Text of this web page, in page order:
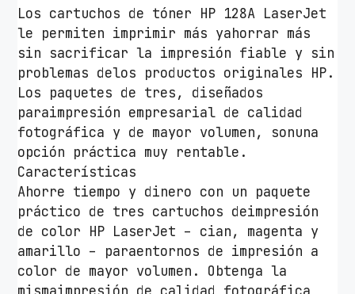
H
P
n
º
1
2
8
A
M
u
l
t
i
p
a
Los cartuchos de tóner HP 128A LaserJet
le permiten imprimir más yahorrar más
sin sacrificar la impresión fiable y sin
problemas delos productos originales HP.
Los paquetes de tres, diseñados
paraimpresión empresarial de calidad
fotográfica y de mayor volumen, sonuna
opción práctica muy rentable.
Características
Ahorre tiempo y dinero con un paquete
práctico de tres cartuchos deimpresión
de color HP LaserJet – cian, magenta y
amarillo – paraentornos de impresión a
color de mayor volumen. Obtenga la